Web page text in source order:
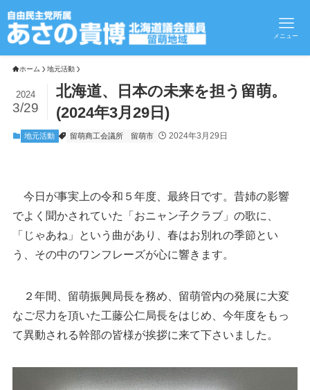
メニュー
ホーム 地元活動
北海道、日本の未来を担う留萌。
(2024年3月29日)
2024
3/29
地元活動 留萌商工会議所 留萌市 2024年3月29日
今日が事実上の令和５年度、最終日です。昔姉の影響
でよく聞かされていた「おニャン子クラブ」の歌に、
「じゃあね」という曲があり、春はお別れの季節とい
う、その中のワンフレーズが心に響きます。
２年間、留萌振興局長を務め、留萌管内の発展に大変
なご尽力を頂いた工藤公仁局長をはじめ、今年度をもっ
て異動される幹部の皆様が挨拶に来て下さいました。